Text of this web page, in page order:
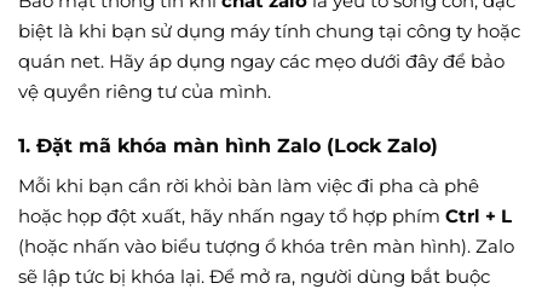
biệt là khi bạn sử dụng máy tính chung tại công ty hoặc
quán net. Hãy áp dụng ngay các mẹo dưới đây để bảo
vệ quyền riêng tư của mình.
1. Đặt mã khóa màn hình Zalo (Lock Zalo)
Mỗi khi bạn cần rời khỏi bàn làm việc đi pha cà phê
hoặc họp đột xuất, hãy nhấn ngay tổ hợp phím Ctrl + L
(hoặc nhấn vào biểu tượng ổ khóa trên màn hình). Zalo
sẽ lập tức bị khóa lại. Để mở ra, người dùng bắt buộc